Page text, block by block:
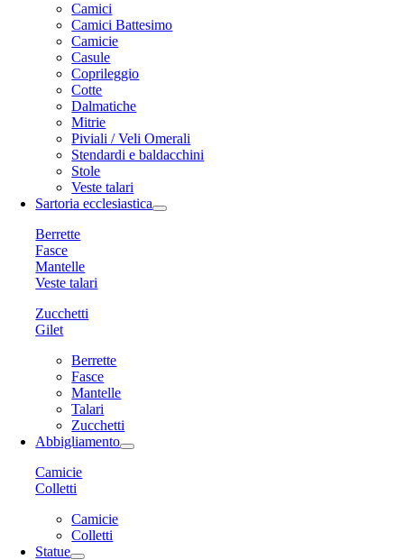
Camici
Camici Battesimo
Camicie
Casule
Coprileggio
Cotte
Dalmatiche
Mitrie
Piviali / Veli Omerali
Stendardi e baldacchini
Stole
Veste talari
Sartoria ecclesiastica
Berrette
Fasce
Mantelle
Veste talari
Zucchetti
Gilet
Berrette
Fasce
Mantelle
Talari
Zucchetti
Abbigliamento
Camicie
Colletti
Camicie
Colletti
Statue